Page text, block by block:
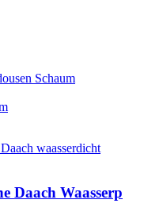
Schaum
Daach Waasserp